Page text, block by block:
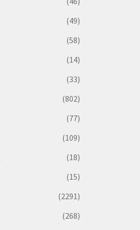
(49)
(58)
(14)
(33)
(802)
(77)
(109)
(18)
(15)
(2291)
(268)